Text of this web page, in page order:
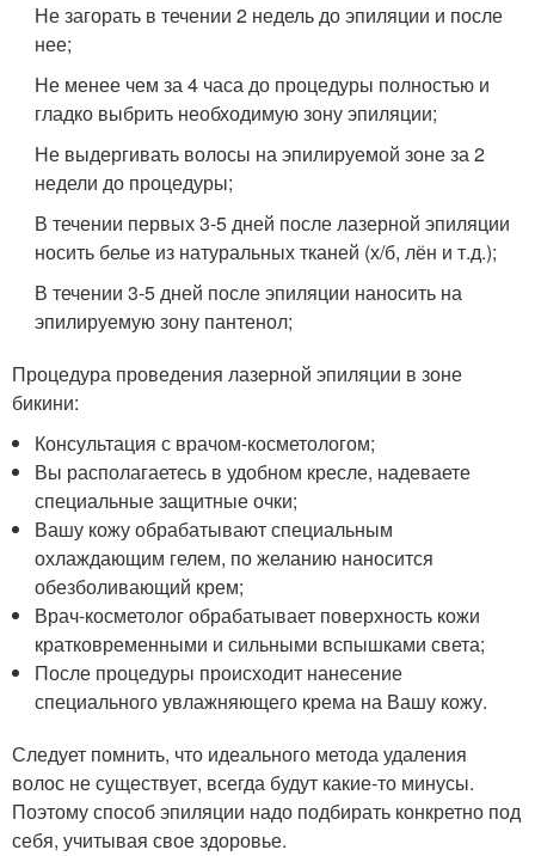
Не загорать в течении 2 недель до эпиляции и после
нее;
Не менее чем за 4 часа до процедуры полностью и
гладко выбрить необходимую зону эпиляции;
Не выдергивать волосы на эпилируемой зоне за 2
недели до процедуры;
В течении первых 3-5 дней после лазерной эпиляции
носить белье из натуральных тканей (х/б, лён и т.д.);
В течении 3-5 дней после эпиляции наносить на
эпилируемую зону пантенол;
Процедура проведения лазерной эпиляции в зоне
бикини:
Консультация с врачом-косметологом;
Вы располагаетесь в удобном кресле, надеваете
специальные защитные очки;
Вашу кожу обрабатывают специальным
охлаждающим гелем, по желанию наносится
обезболивающий крем;
Врач-косметолог обрабатывает поверхность кожи
кратковременными и сильными вспышками света;
После процедуры происходит нанесение
специального увлажняющего крема на Вашу кожу.
Следует помнить, что идеального метода удаления
волос не существует, всегда будут какие-то минусы.
Поэтому способ эпиляции надо подбирать конкретно под
себя, учитывая свое здоровье.